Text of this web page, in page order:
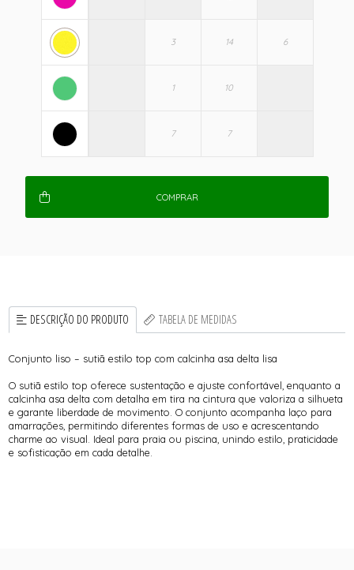
COMPRAR
DESCRIÇÃO DO PRODUTO TABELA DE MEDIDAS
Conjunto liso – sutiã estilo top com calcinha asa delta lisa
O sutiã estilo top oferece sustentação e ajuste confortável, enquanto a
calcinha asa delta com detalha em tira na cintura que valoriza a silhueta
e garante liberdade de movimento. O conjunto acompanha laço para
amarrações, permitindo diferentes formas de uso e acrescentando
charme ao visual. Ideal para praia ou piscina, unindo estilo, praticidade
e sofisticação em cada detalhe.